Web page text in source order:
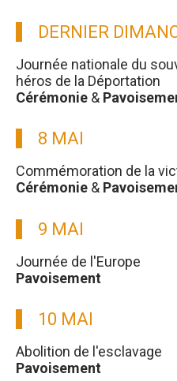
DERNIER
Journée nationale du
héros de la Déportation
Cérémonie &
8 MAI
Commémoration de la
Cérémonie &
9 MAI
Journée de l'Europe
Pavoisement
10 MAI
Abolition de l'esclavage
Pavoisement